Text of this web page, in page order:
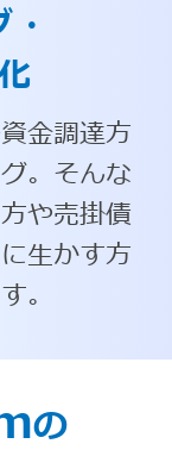
金調達方
。そんな
や売掛債
生かす方
。
の